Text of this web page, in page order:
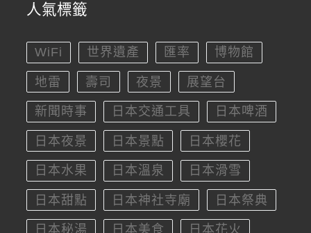
人氣標籤
WiFi 世界遺產 匯率 博物館
地雷 壽司 夜景 展望台
新聞時事 日本交通工具 日本啤酒
日本夜景 日本景點 日本櫻花
日本水果 日本溫泉 日本滑雪
日本甜點 日本神社寺廟 日本祭典
日本秘湯 日本美食 日本花火